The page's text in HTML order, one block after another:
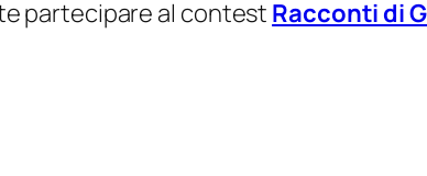
partecipare al contest Racconti di